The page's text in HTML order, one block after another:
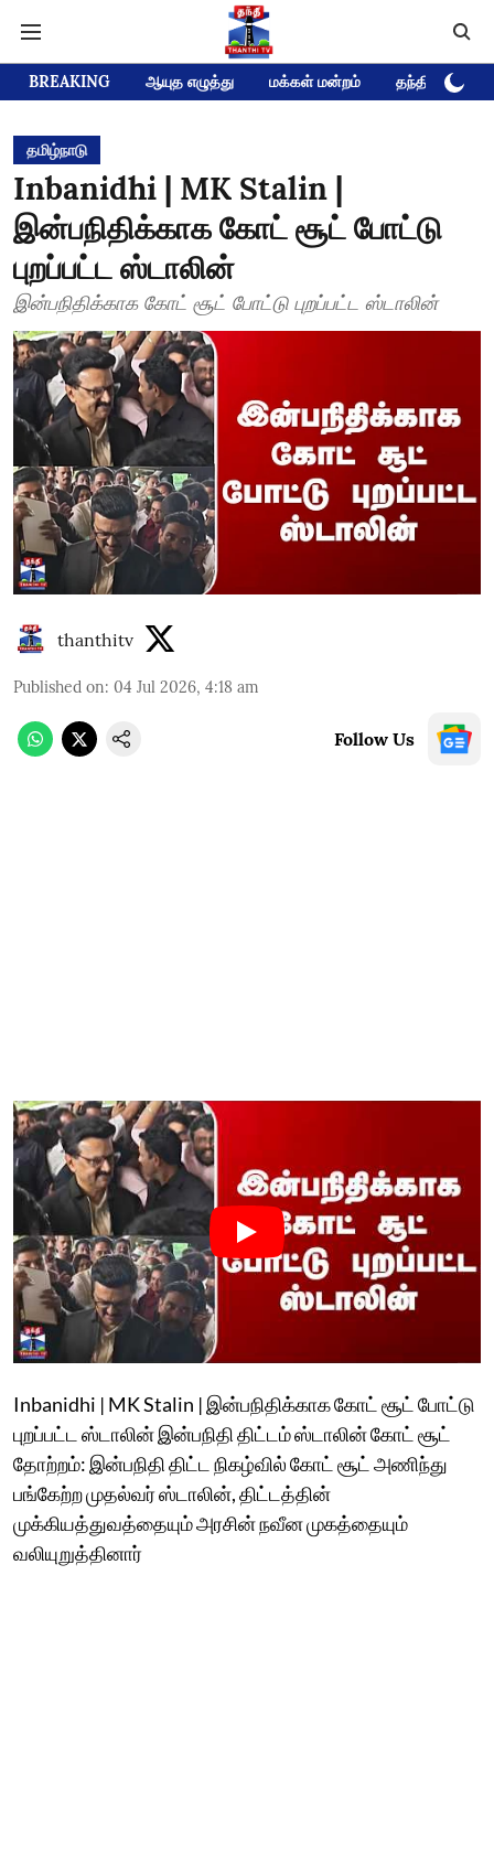
BREAKING ஆயுத எழுத்து மக்கள் மன்றம் தந்தி டிவி
தமிழ்நாடு
Inbanidhi | MK Stalin |
இன்பநிதிக்காக கோட் சூட் போட்டு
புறப்பட்ட ஸ்டாலின்
இன்பநிதிக்காக கோட் சூட் போட்டு புறப்பட்ட ஸ்டாலின்
thanthitv
Published on: 04 Jul 2026, 4:18 am
Follow Us
Inbanidhi | MK Stalin | இன்பநிதிக்காக கோட் சூட் போட்டு
புறப்பட்ட ஸ்டாலின் இன்பநிதி திட்டம் ஸ்டாலின் கோட் சூட்
தோற்றம்: இன்பநிதி திட்ட நிகழ்வில் கோட் சூட் அணிந்து
பங்கேற்ற முதல்வர் ஸ்டாலின், திட்டத்தின்
முக்கியத்துவத்தையும் அரசின் நவீன முகத்தையும்
வலியுறுத்தினார்